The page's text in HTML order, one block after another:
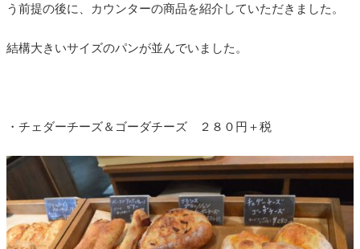
う前提の後に、カウンターの商品を紹介していただきました。
結構大きいサイズのパンが並んでいました。
・チェダーチーズ＆ゴーダチーズ ２８０円＋税